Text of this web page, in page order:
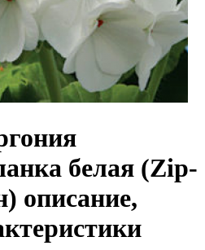
белая (Zip-
описание,